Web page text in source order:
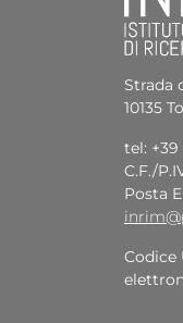
Strada
10135
tel: +39
C.F./
Posta
Codice